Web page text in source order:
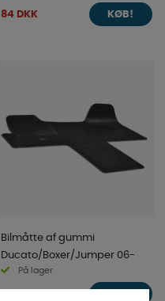
84 DKK KØB!
Bilmåtte af gummi
Ducato/Boxer/Jumper 06-
På lager